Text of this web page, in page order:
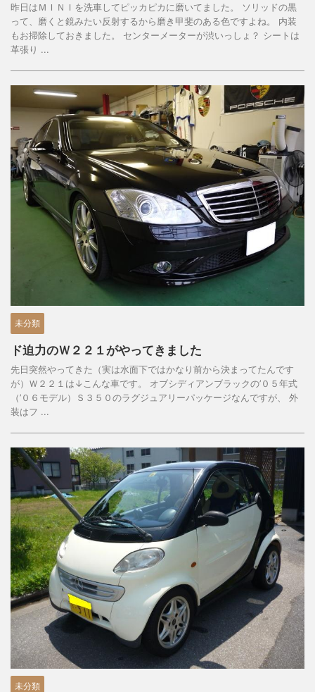
昨日はＭＩＮＩを洗車してピッカピカに磨いてました。 ソリッドの黒
って、磨くと鏡みたい反射するから磨き甲斐のある色ですよね。 内装
もお掃除しておきました。 センターメーターが渋いっしょ？ シートは
革張り ...
未分類
ド迫力のＷ２２１がやってきました
先日突然やってきた（実は水面下ではかなり前から決まってたんです
が）Ｗ２２１は↓こんな車です。 オブシディアンブラックの’０５年式
（’０６モデル）Ｓ３５０のラグジュアリーパッケージなんですが、 外
装はフ ...
未分類